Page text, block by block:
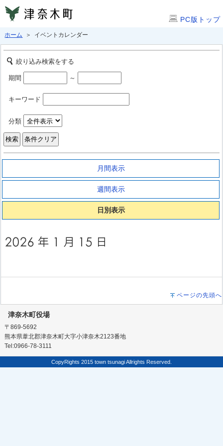
PC版トップ
ホーム ＞ イベントカレンダー
絞り込み検索をする
期間 ～
キーワード
分類
月間表示
週間表示
日別表示
ページの先頭へ
津奈木町役場
〒869-5692
熊本県葦北郡津奈木町大字小津奈木2123番地
Tel:0966-78-3111
CopyRights 2015 town tsunagi Allrights Reserved.